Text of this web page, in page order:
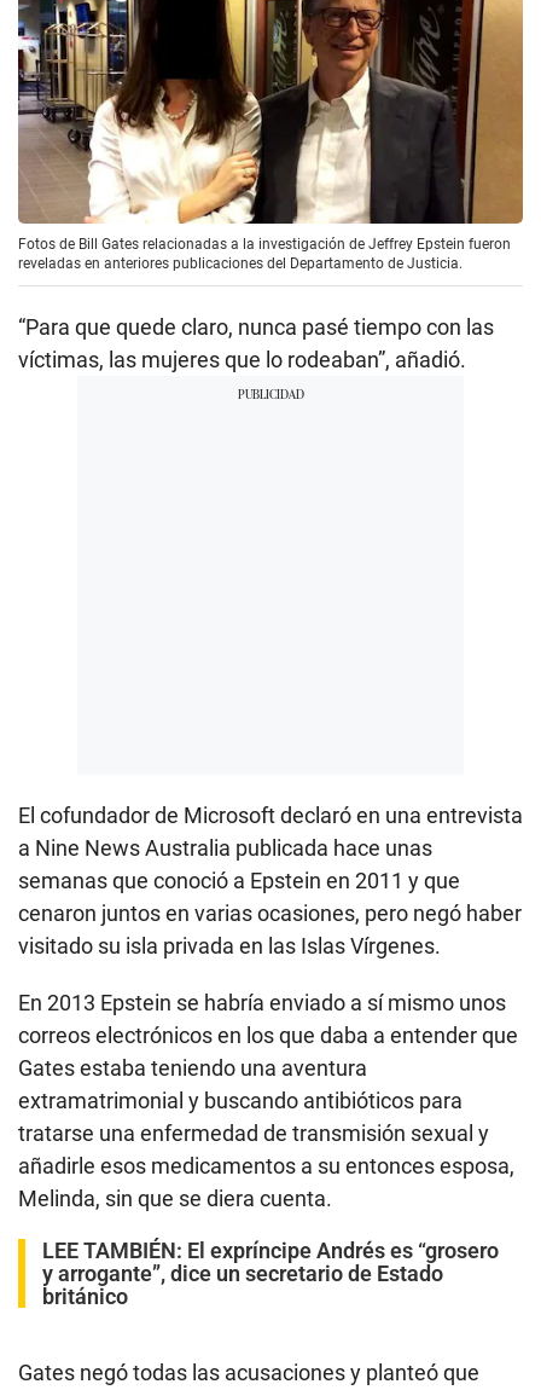
Fotos de Bill Gates relacionadas a la investigación de Jeffrey Epstein fueron
reveladas en anteriores publicaciones del Departamento de Justicia.
“Para que quede claro, nunca pasé tiempo con las
víctimas, las mujeres que lo rodeaban”, añadió.
El cofundador de Microsoft declaró en una entrevista
a Nine News Australia publicada hace unas
semanas que conoció a Epstein en 2011 y que
cenaron juntos en varias ocasiones, pero negó haber
visitado su isla privada en las Islas Vírgenes.
En 2013 Epstein se habría enviado a sí mismo unos
correos electrónicos en los que daba a entender que
Gates estaba teniendo una aventura
extramatrimonial y buscando antibióticos para
tratarse una enfermedad de transmisión sexual y
añadirle esos medicamentos a su entonces esposa,
Melinda, sin que se diera cuenta.
LEE TAMBIÉN: El expríncipe Andrés es “grosero
y arrogante”, dice un secretario de Estado
británico
Gates negó todas las acusaciones y planteó que